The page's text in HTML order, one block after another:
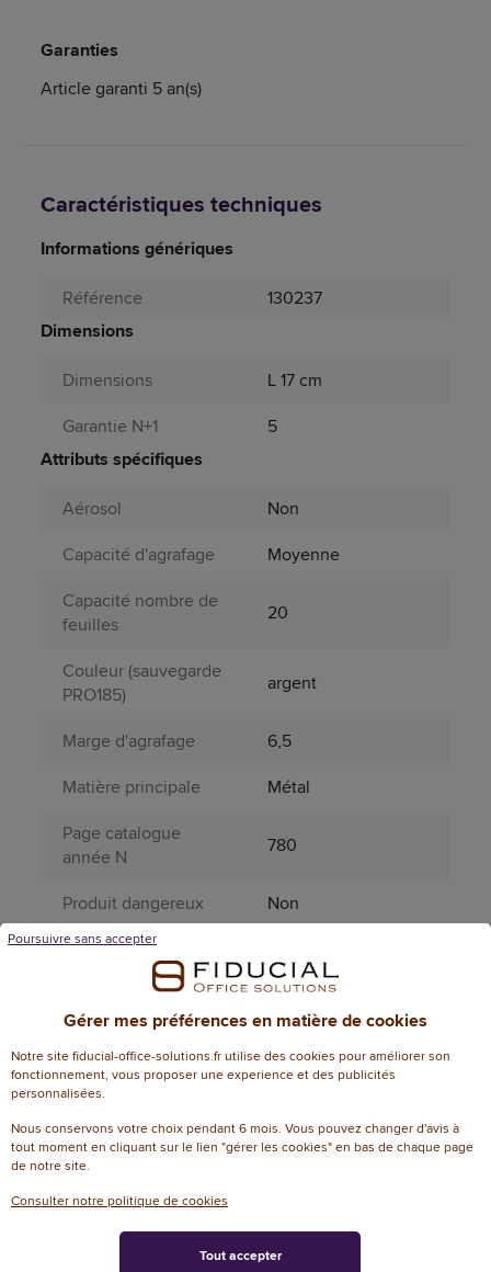
Garanties
Article garanti 5 an(s)
Caractéristiques techniques
Informations génériques
Référence
130237
Dimensions
Dimensions
L 17 cm
Garantie N+1
5
Attributs spécifiques
Aérosol
Non
Capacité d'agrafage
Moyenne
Capacité nombre de
feuilles
20
Couleur (sauvegarde
PRO185)
argent
Marge d'agrafage
6,5
Matière principale
Métal
Page catalogue
année N
780
Produit dangereux
Non
Périssable
Type d'agrafe
SP 19
Informations environnementales
Contenu recyclable
Oui
Note
Ecoresponsable
1
Réutilisable
Gérer mes préférences en matière de cookies
Notre site fiducial-office-solutions.fr utilise des cookies pour améliorer son
fonctionnement, vous proposer une experience et des publicités
personnalisées.
Nous conservons votre choix pendant 6 mois. Vous pouvez changer d'avis à
tout moment en cliquant sur le lien "gérer les cookies" en bas de chaque page
de notre site.
Consulter notre politique de cookies
Poursuivre sans accepter
Tout accepter